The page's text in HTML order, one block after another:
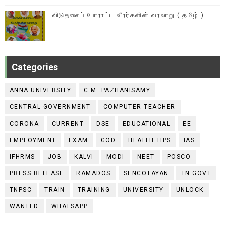
விடுதலைப் போராட்ட வீரர்களின் வரலாறு ( தமிழ் )
Categories
ANNA UNIVERSITY C.M .PAZHANISAMY
CENTRAL GOVERNMENT COMPUTER TEACHER
CORONA CURRENT DSE EDUCATIONAL EE
EMPLOYMENT EXAM GOD HEALTH TIPS IAS
IFHRMS JOB KALVI MODI NEET POSCO
PRESS RELEASE RAMADOS SENCOTAYAN TN GOVT
TNPSC TRAIN TRAINING UNIVERSITY UNLOCK
WANTED WHATSAPP